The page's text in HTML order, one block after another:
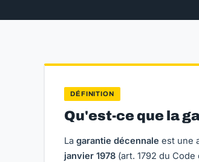
DÉFINITION
Qu'est-ce que la
La garantie décennale est une
janvier 1978 (art. 1792 du